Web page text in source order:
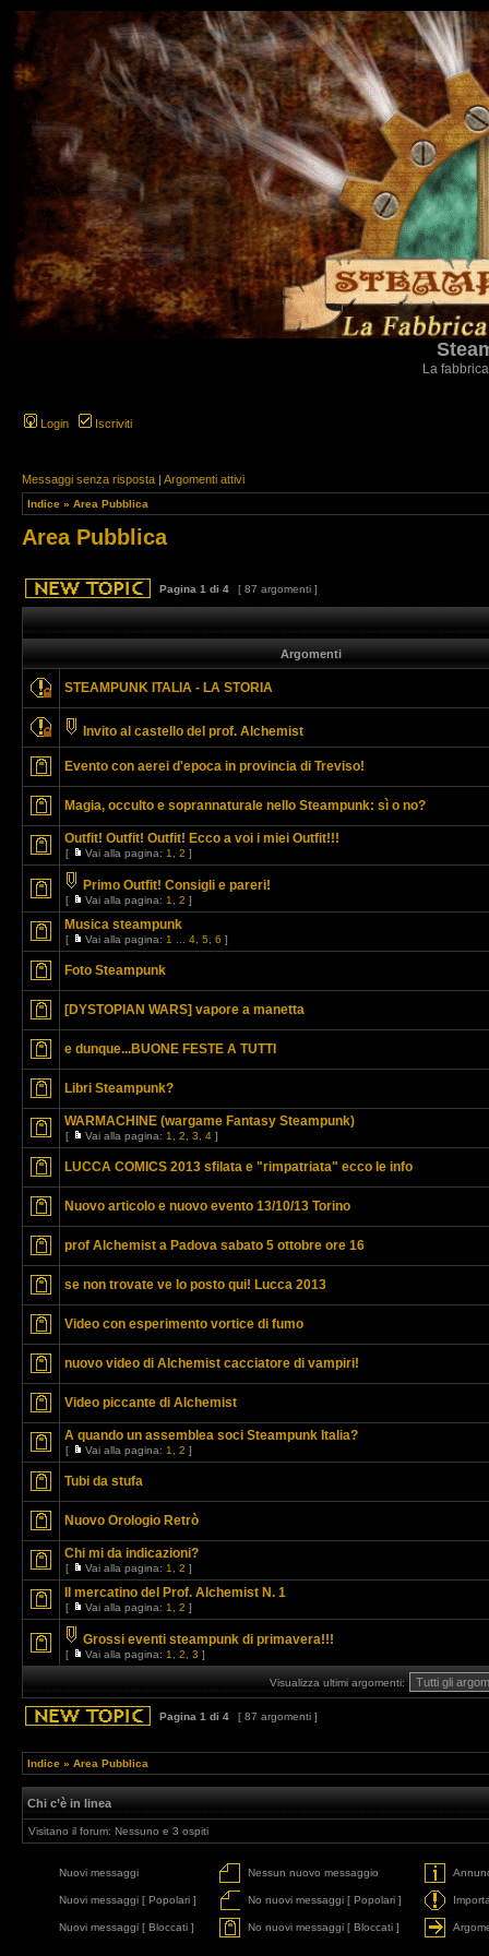
La
Login Iscriviti
Messaggi senza risposta | Argomenti attivi
Indice » Area Pubblica
Area Pubblica
Pagina 1 di 4 [ 87 argomenti ]
Argomenti
STEAMPUNK ITALIA - LA STORIA
Invito al castello del prof. Alchemist
Evento con aerei d'epoca in provincia di Treviso!
Magia, occulto e soprannaturale nello Steampunk: sì o no?
Outfit! Outfit! Outfit! Ecco a voi i miei Outfit!!!
[ Vai alla pagina: 1 2 ]
Primo Outfit! Consigli e pareri!
[ Vai alla pagina: 1 2 ]
Musica steampunk
[ Vai alla pagina: 1 4 5 6 ]
Foto Steampunk
[DYSTOPIAN WARS] vapore a manetta
e dunque...BUONE FESTE A TUTTI
Libri Steampunk?
WARMACHINE (wargame Fantasy Steampunk)
[ Vai alla pagina: 1 2 3 4 ]
LUCCA COMICS 2013 sfilata e "rimpatriata" ecco le info
Nuovo articolo e nuovo evento 13/10/13 Torino
prof Alchemist a Padova sabato 5 ottobre ore 16
se non trovate ve lo posto qui! Lucca 2013
Video con esperimento vortice di fumo
nuovo video di Alchemist cacciatore di vampiri!
Video piccante di Alchemist
A quando un assemblea soci Steampunk Italia?
[ Vai alla pagina: 1 2 ]
Tubi da stufa
Nuovo Orologio Retrò
Chi mi da indicazioni?
[ Vai alla pagina: 1 2 ]
Il mercatino del Prof. Alchemist N. 1
[ Vai alla pagina: 1 2 ]
Grossi eventi steampunk di primavera!!!
[ Vai alla pagina: 1 2 3 ]
Visualizza ultimi argomenti:
Pagina 1 di 4 [ 87 argomenti ]
Indice » Area Pubblica
Chi c’è in linea
Visitano il forum: Nessuno e 3 ospiti
Nuovi messaggi Nessun nuovo messaggio
Nuovi messaggi [ Popolari ] No nuovi messaggi [ Popolari ]
Nuovi messaggi [ Bloccati ] No nuovi messaggi [ Bloccati ]